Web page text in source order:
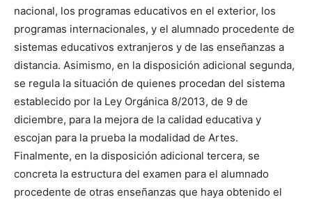
nacional, los programas educativos en el exterior, los
programas internacionales, y el alumnado procedente de
sistemas educativos extranjeros y de las enseñanzas a
distancia. Asimismo, en la disposición adicional segunda,
se regula la situación de quienes procedan del sistema
establecido por la Ley Orgánica 8/2013, de 9 de
diciembre, para la mejora de la calidad educativa y
escojan para la prueba la modalidad de Artes.
Finalmente, en la disposición adicional tercera, se
concreta la estructura del examen para el alumnado
procedente de otras enseñanzas que haya obtenido el